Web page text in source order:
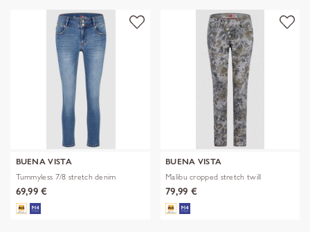
BUENA VISTA
Tummyless 7/8 stretch denim
69,99 €
BUENA VISTA
Malibu cropped stretch twill
79,99 €